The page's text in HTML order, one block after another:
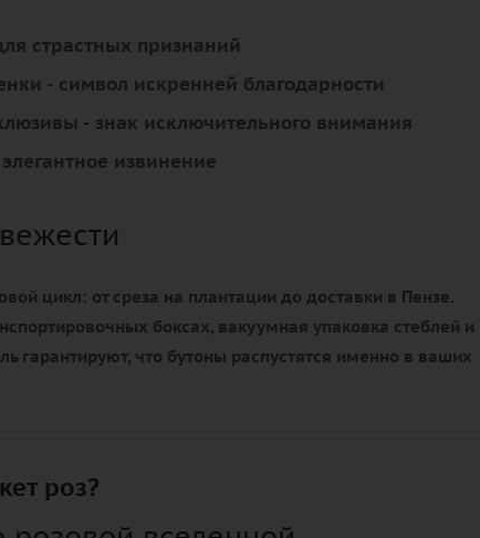
страстных признаний
- символ искренней благодарности
- знак исключительного внимания
извинение
цикл: от среза на плантации до доставки в Пензе.
боксах, вакуумная упаковка стеблей и
гарантируют, что бутоны распустятся именно в ваших
роз?